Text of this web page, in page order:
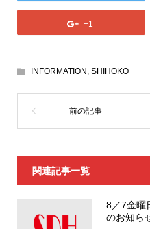
+1
INFORMATION, SHIHOKO
関連記事一覧
8／7金曜
のお知ら